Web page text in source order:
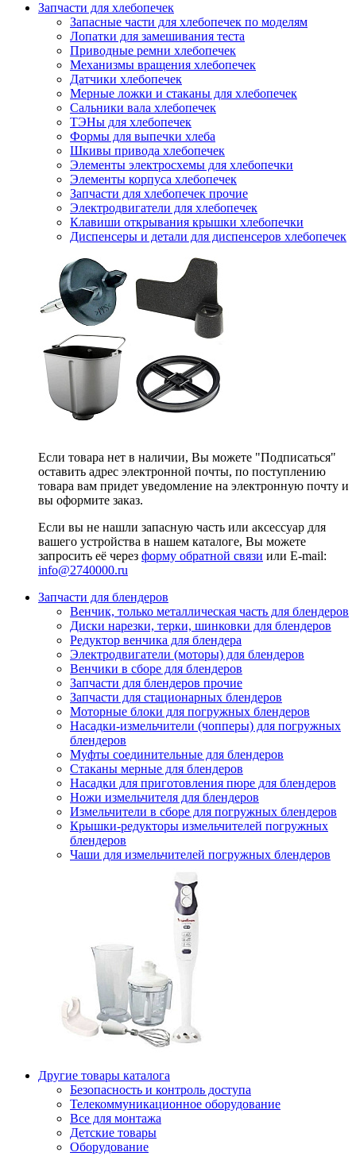
Запчасти для хлебопечек
Запасные части для хлебопечек по моделям
Лопатки для замешивания теста
Приводные ремни хлебопечек
Механизмы вращения хлебопечек
Датчики хлебопечек
Мерные ложки и стаканы для хлебопечек
Сальники вала хлебопечек
ТЭНы для хлебопечек
Формы для выпечки хлеба
Шкивы привода хлебопечек
Элементы электросхемы для хлебопечки
Элементы корпуса хлебопечек
Запчасти для хлебопечек прочие
Электродвигатели для хлебопечек
Клавиши открывания крышки хлебопечки
Диспенсеры и детали для диспенсеров хлебопечек
Если товара нет в наличии, Вы можете "Подписаться"
оставить адрес электронной почты, по поступлению
товара вам придет уведомление на электронную почту и
вы оформите заказ.
Если вы не нашли запасную часть или аксессуар для
вашего устройства в нашем каталоге, Вы можете
запросить её через форму обратной связи или E-mail:
info@2740000.ru
Запчасти для блендеров
Венчик, только металлическая часть для блендеров
Диски нарезки, терки, шинковки для блендеров
Редуктор венчика для блендера
Электродвигатели (моторы) для блендеров
Венчики в сборе для блендеров
Запчасти для блендеров прочие
Запчасти для стационарных блендеров
Моторные блоки для погружных блендеров
Насадки-измельчители (чопперы) для погружных
блендеров
Муфты соединительные для блендеров
Стаканы мерные для блендеров
Насадки для приготовления пюре для блендеров
Ножи измельчителя для блендеров
Измельчители в сборе для погружных блендеров
Крышки-редукторы измельчителей погружных
блендеров
Чаши для измельчителей погружных блендеров
Другие товары каталога
Безопасность и контроль доступа
Телекоммуникационное оборудование
Все для монтажа
Детские товары
Оборудование